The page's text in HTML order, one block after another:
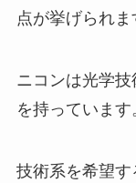
点が挙げられま
ニコンは光学
を持っています
技術系を希望